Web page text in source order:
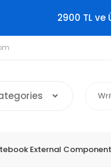
2900 TL ve
External